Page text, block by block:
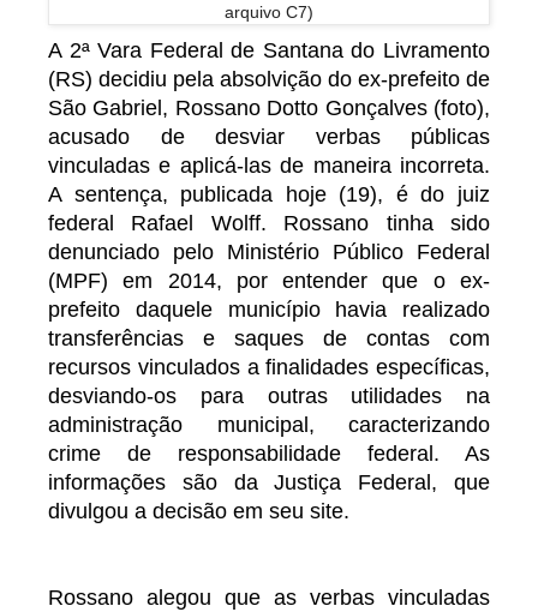
arquivo C7)
A 2ª Vara Federal de Santana do Livramento
(RS) decidiu pela absolvição do ex-prefeito de
São Gabriel, Rossano Dotto Gonçalves (foto),
acusado de desviar verbas públicas
vinculadas e aplicá-las de maneira incorreta.
A sentença, publicada hoje (19), é do juiz
federal Rafael Wolff. Rossano tinha sido
denunciado pelo Ministério Público Federal
(MPF) em 2014, por entender que o ex-
prefeito daquele município havia realizado
transferências e saques de contas com
recursos vinculados a finalidades específicas,
desviando-os para outras utilidades na
administração municipal, caracterizando
crime de responsabilidade federal. As
informações são da Justiça Federal, que
divulgou a decisão em seu site.
Rossano alegou que as verbas vinculadas